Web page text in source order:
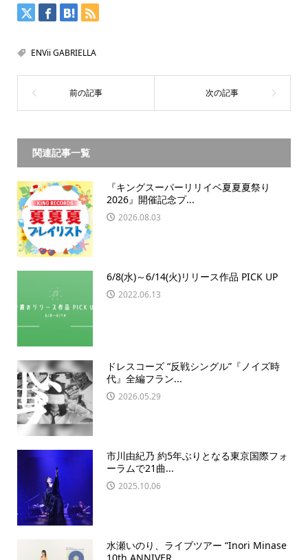
ENVii GABRIELLA
関連記事一覧
『キングスーパーリリイベ夏夏夏祭り
2026』開催記念プ...
2026.08.03
6/8(水)～6/14(火)リリース作品 PICK UP
2022.06.13
ドレスコーズ “反戦シングル”『ノイズ時
代』全編フラン...
2026.05.29
市川由紀乃 約5年ぶりとなる東京国際フォ
ーラムで21曲...
2025.10.06
水瀬いのり、ライブツアー “Inori Minase
10th ANNIVER...